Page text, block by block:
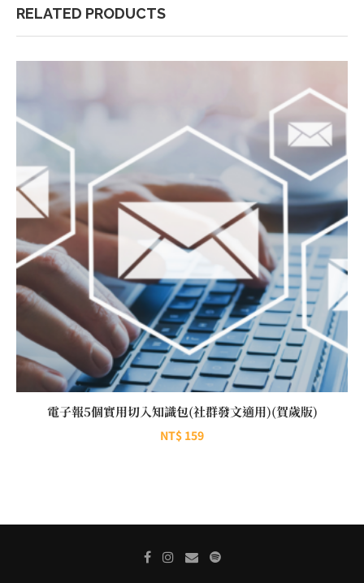
RELATED PRODUCTS
電子報5個實用切入知識包(社群發文適用)(賀歲版)
NT$ 159